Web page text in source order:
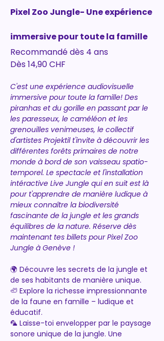
Pixel Zoo Jungle- Une expérience
immersive pour toute la famille
Recommandé dès 4 ans
Dès 14,90 CHF
C'est une expérience audiovisuelle
immersive pour toute la famille! Des
piranhas et du gorille en passant par le
les paresseux, le caméléon et les
grenouilles venimeuses, le collectif
d'artistes Projektil t'invite à découvrir les
différentes forêts primaires de notre
monde à bord de son vaisseau spatio-
temporel. Le spectacle et l'installation
intéractive Live Jungle qui en suit est là
pour t'apprendre de manière ludique à
mieux connaître la biodiversité
fascinante de la jungle et les grands
équilibres de la nature. Réserve dès
maintenant tes billets pour Pixel Zoo
Jungle à Genève !
🌍 Découvre les secrets de la jungle et
de ses habitants de manière unique.
🦥 Explore la richesse impressionnante
de la faune en famille – ludique et
éducatif.
🦜 Laisse-toi envelopper par le paysage
sonore unique de la jungle. Une